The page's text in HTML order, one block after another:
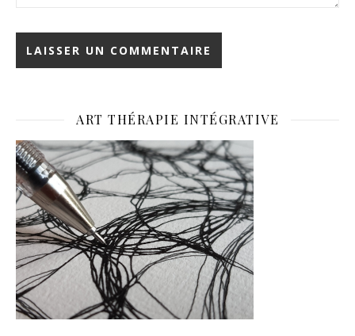
ART THÉRAPIE INTÉGRATIVE